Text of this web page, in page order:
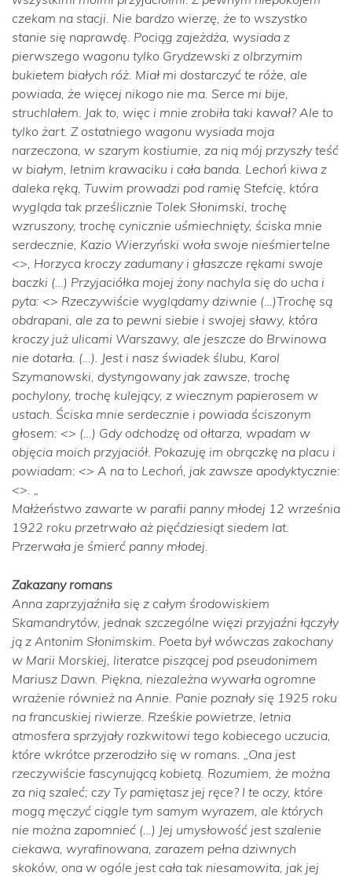
czekam na stacji. Nie bardzo wierzę, że to wszystko
stanie się naprawdę. Pociąg zajeżdża, wysiada z
pierwszego wagonu tylko Grydzewski z olbrzymim
bukietem białych róż. Miał mi dostarczyć te róże, ale
powiada, że więcej nikogo nie ma. Serce mi bije,
struchlałem. Jak to, więc i mnie zrobiła taki kawał? Ale to
tylko żart. Z ostatniego wagonu wysiada moja
narzeczona, w szarym kostiumie, za nią mój przyszły teść
w białym, letnim krawaciku i cała banda. Lechoń kiwa z
daleka ręką, Tuwim prowadzi pod ramię Stefcię, która
wygląda tak prześlicznie Tolek Słonimski, trochę
wzruszony, trochę cynicznie uśmiechnięty, ściska mnie
serdecznie, Kazio Wierzyński woła swoje nieśmiertelne
<>, Horzyca kroczy zadumany i głaszcze rękami swoje
baczki (…) Przyjaciółka mojej żony nachyla się do ucha i
pyta: <> Rzeczywiście wyglądamy dziwnie (…)Trochę są
obdrapani, ale za to pewni siebie i swojej sławy, która
kroczy już ulicami Warszawy, ale jeszcze do Brwinowa
nie dotarła. (…). Jest i nasz świadek ślubu, Karol
Szymanowski, dystyngowany jak zawsze, trochę
pochylony, trochę kulejący, z wiecznym papierosem w
ustach. Ściska mnie serdecznie i powiada ściszonym
głosem: <> (…) Gdy odchodzę od ołtarza, wpadam w
objęcia moich przyjaciół. Pokazuję im obrączkę na placu i
powiadam: <> A na to Lechoń, jak zawsze apodyktycznie:
<>. „
Małżeństwo zawarte w parafii panny młodej 12 września
1922 roku przetrwało aż pięćdziesiąt siedem lat.
Przerwała je śmierć panny młodej.
Zakazany romans
Anna zaprzyjaźniła się z całym środowiskiem
Skamandrytów, jednak szczególne więzi przyjaźni łączyły
ją z Antonim Słonimskim. Poeta był wówczas zakochany
w Marii Morskiej, literatce piszącej pod pseudonimem
Mariusz Dawn. Piękna, niezależna wywarła ogromne
wrażenie również na Annie. Panie poznały się 1925 roku
na francuskiej riwierze. Rześkie powietrze, letnia
atmosfera sprzyjały rozkwitowi tego kobiecego uczucia,
które wkrótce przerodziło się w romans. „Ona jest
rzeczywiście fascynującą kobietą. Rozumiem, że można
za nią szaleć; czy Ty pamiętasz jej ręce? I te oczy, które
mogą męczyć ciągle tym samym wyrazem, ale których
nie można zapomnieć (…) Jej umysłowość jest szalenie
ciekawa, wyrafinowana, zarazem pełna dziwnych
skoków, ona w ogóle jest cała tak niesamowita, jak jej